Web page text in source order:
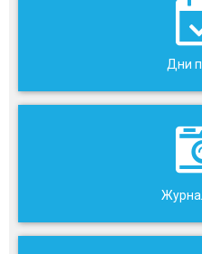
Дни